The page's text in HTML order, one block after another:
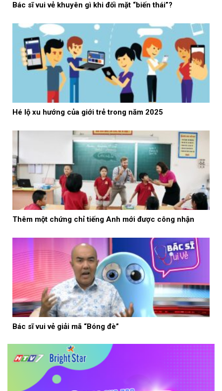
Bác sĩ vui vẻ khuyên gì khi đối mặt “biến thái”?
Hé lộ xu hướng của giới trẻ trong năm 2025
Thêm một chứng chỉ tiếng Anh mới được công nhận
Bác sĩ vui vẻ giải mã “Bóng đè”